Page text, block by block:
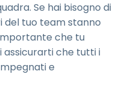
Se hai bisogno di
del tuo team stanno
che tu
assicurarti che tutti i
e